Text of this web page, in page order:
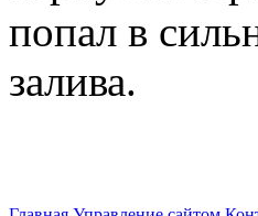
попал в
залива.